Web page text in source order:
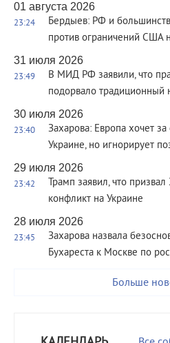
01 августа 2026
23:24
Бердыев: РФ и
против ограничений США
31 июля 2026
23:49
В МИД РФ заявили, что
подорвало традиционный
30 июля 2026
23:40
Захарова: Европа хочет
Украине, но игнорирует
29 июля 2026
23:42
Трамп заявил, что
конфликт на Украине
28 июля 2026
23:45
Захарова назвала
Бухареста к Москве по
Больше